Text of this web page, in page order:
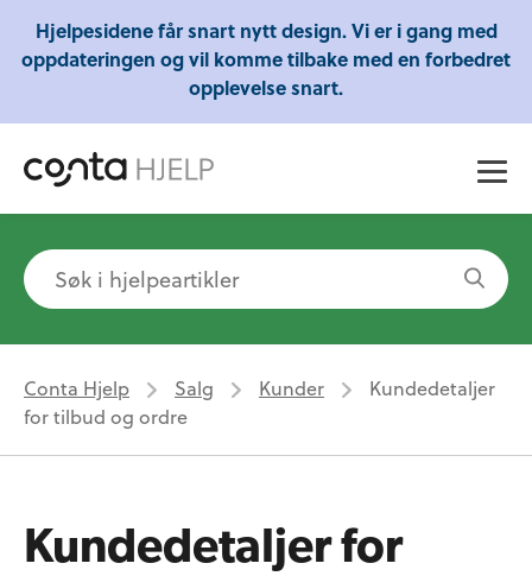
Gratis webinarer fra Conta - Lær om regnskap,
skatt og mye mer!
Conta Hjelp Salg Kunder
Kundedetaljer
for tilbud og ordre
Kundedetaljer for
Hjelpesidene får snart nytt design. Vi er i gang med
oppdateringen og vil komme tilbake med en forbedret
opplevelse snart.